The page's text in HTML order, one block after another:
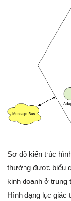
Sơ đồ kiến trúc
thường được biểu
kinh doanh ở trung
Hình dạng lục giác